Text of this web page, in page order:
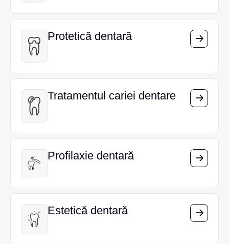
Protetică dentară
Protetică dentară
Tratamentul cariei dentare
Tratamentul cariei dentare
Profilaxie dentară
Profilaxie dentară
Estetică dentară
Estetică dentară